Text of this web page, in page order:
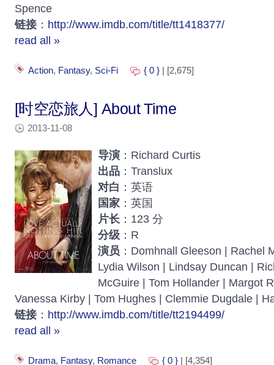
Spence
链接 ： http://www.imdb.com/title/tt1418377/
read all »
Action, Fantasy, Sci-Fi { 0 } | [2,675]
[时空恋旅人] About Time
2013-11-08
导演 ：Richard Curtis
出品 ：Translux
对白 ：英语
国家 ：英国
片长 ：123 分
分级 ：R
演员 ：Domhnall Gleeson | Rachel
Lydia Wilson | Lindsay Duncan |
McGuire | Tom Hollander | Margot
Vanessa Kirby | Tom Hughes | Clemmie Dugdale |
链接 ： http://www.imdb.com/title/tt2194499/
read all »
Drama, Fantasy, Romance { 0 } | [4,354]